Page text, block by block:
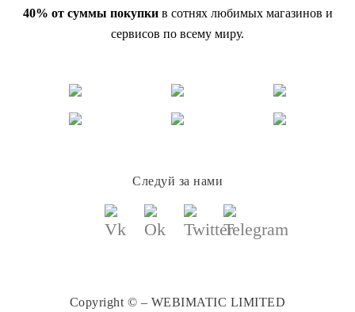
40% от суммы покупкив сотнях любимых магазинов и
сервисов по всему миру.
Следуй за нами
Copyright © – WEBIMATIC LIMITED